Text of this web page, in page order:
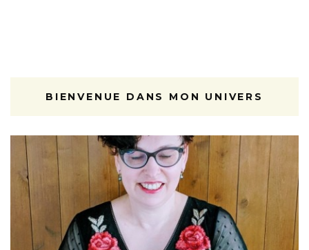
BIENVENUE DANS MON UNIVERS